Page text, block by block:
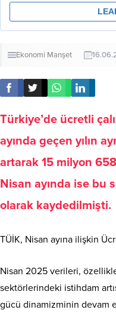
Ekonomi Manşet
Türkiye’de ücretli
ayında geçen yılın
artarak 15 milyon
Nisan ayında ise bu
olarak kaydedilmişti.
TÜİK, Nisan ayına ilişkin
Nisan 2025 verileri,
sektörlerindeki istihdam
gücü dinamizminin devam